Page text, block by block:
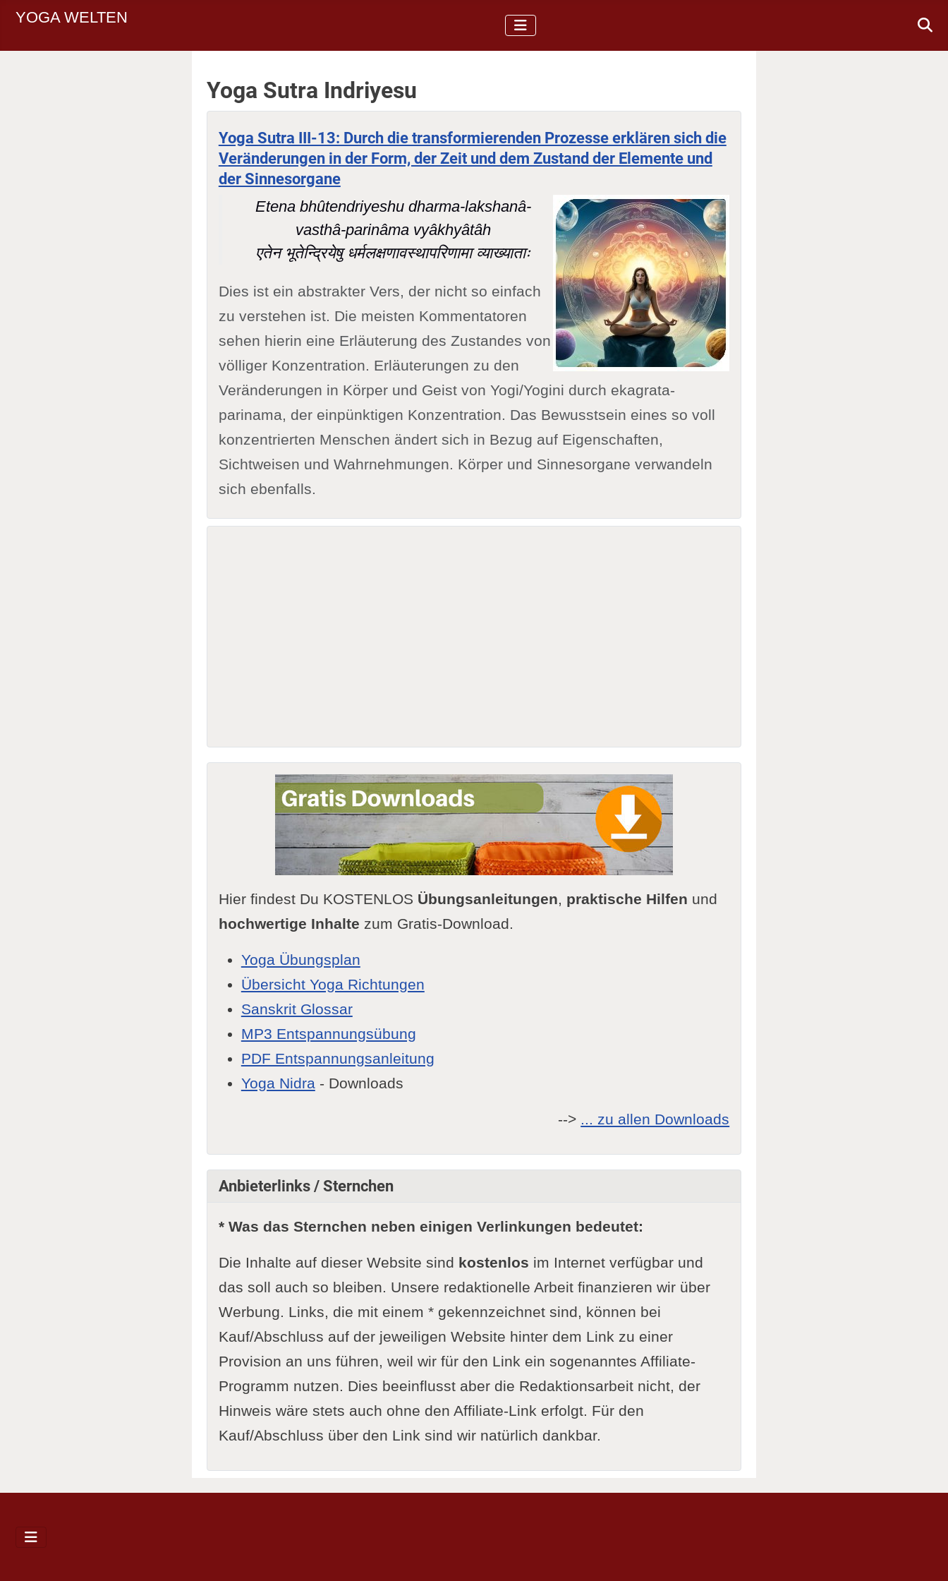
YOGA WELTEN
Yoga Sutra Indriyesu
Yoga Sutra III-13: Durch die transformierenden Prozesse erklären sich die
Veränderungen in der Form, der Zeit und dem Zustand der Elemente und
der Sinnesorgane
Etena bhûtendriyeshu dharma-lakshanâ-
vasthâ-parinâma vyâkhyâtâh
एतेन भूतेन्द्रियेषु धर्मलक्षणावस्थापरिणामा व्याख्याताः
Dies ist ein abstrakter Vers, der nicht so einfach
zu verstehen ist. Die meisten Kommentatoren
sehen hierin eine Erläuterung des Zustandes von
völliger Konzentration. Erläuterungen zu den
Veränderungen in Körper und Geist von Yogi/Yogini durch ekagrata-
parinama, der einpünktigen Konzentration. Das Bewusstsein eines so voll
konzentrierten Menschen ändert sich in Bezug auf Eigenschaften,
Sichtweisen und Wahrnehmungen. Körper und Sinnesorgane verwandeln
sich ebenfalls.
Hier findest Du KOSTENLOS Übungsanleitungen, praktische Hilfen und
hochwertige Inhalte zum Gratis-Download.
Yoga Übungsplan
Übersicht Yoga Richtungen
Sanskrit Glossar
MP3 Entspannungsübung
PDF Entspannungsanleitung
Yoga Nidra- Downloads
--> ... zu allen Downloads
Anbieterlinks / Sternchen
* Was das Sternchen neben einigen Verlinkungen bedeutet:
Die Inhalte auf dieser Website sind kostenlos im Internet verfügbar und
das soll auch so bleiben. Unsere redaktionelle Arbeit finanzieren wir über
Werbung. Links, die mit einem * gekennzeichnet sind, können bei
Kauf/Abschluss auf der jeweiligen Website hinter dem Link zu einer
Provision an uns führen, weil wir für den Link ein sogenanntes Affiliate-
Programm nutzen. Dies beeinflusst aber die Redaktionsarbeit nicht, der
Hinweis wäre stets auch ohne den Affiliate-Link erfolgt. Für den
Kauf/Abschluss über den Link sind wir natürlich dankbar.